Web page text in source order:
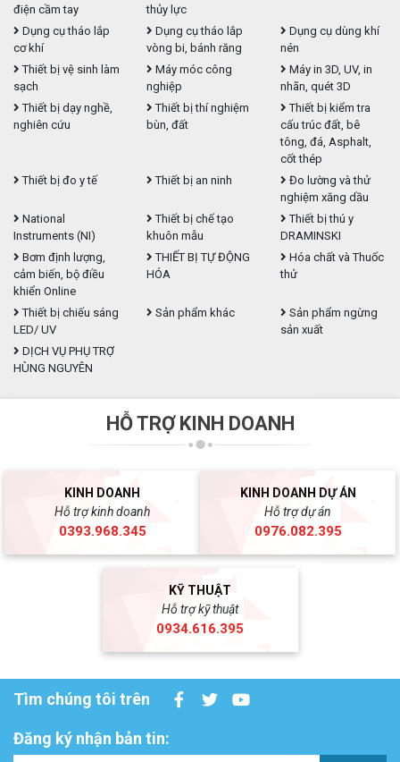
điện cầm tay
thủy lực
Dụng cụ tháo lắp
cơ khí
Dụng cụ tháo lắp
vòng bi, bánh răng
Dụng cụ dùng khí
nén
Thiết bị vệ sinh làm
sạch
Máy móc công
nghiệp
Máy in 3D, UV, in
nhãn, quét 3D
Thiết bị dạy nghề,
nghiên cứu
Thiết bị thí nghiệm
bùn, đất
Thiết bị kiểm tra
cấu trúc đất, bê
tông, đá, Asphalt,
cốt thép
Thiết bị đo y tế
Thiết bị an ninh
Đo lường và thử
nghiệm xăng dầu
National
Instruments (NI)
Thiết bị chế tạo
khuôn mẫu
Thiết bị thú y
DRAMINSKI
Bơm định lượng,
cảm biến, bộ điều
khiển Online
THIẾT BỊ TỰ ĐỘNG
HÓA
Hóa chất và Thuốc
thử
Thiết bị chiếu sáng
LED/ UV
Sản phẩm khác
Sản phẩm ngừng
sản xuất
DỊCH VỤ PHỤ TRỢ
HÙNG NGUYÊN
HỖ TRỢ KINH DOANH
KINH DOANH
Hỗ trợ kinh doanh
0393.968.345
KINH DOANH DỰ ÁN
Hỗ trợ dự án
0976.082.395
KỸ THUẬT
Hỗ trợ kỹ thuật
0934.616.395
Tìm chúng tôi trên
Đăng ký nhận bản tin: